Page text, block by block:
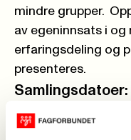
mindre grupper.
av egeninnsats i og
erfaringsdeling og
presenteres.
Samlingsdatoer:
Samling 1: 7-9.
Samling 2: 9-10.